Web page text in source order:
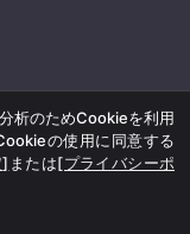
析のためCookieを利用
の使用に同意する
または[プライバシーポ